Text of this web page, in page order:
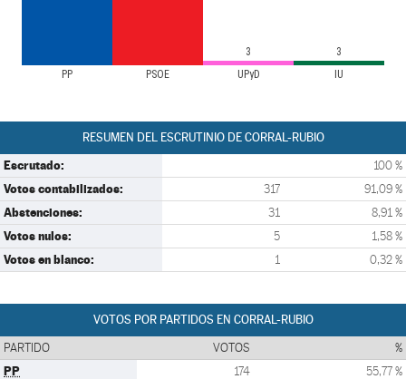
PP PSOE UPyD IU
3 3
RESUMEN DEL ESCRUTINIO DE CORRAL-RUBIO
Escrutado: 100 %
Votos contabilizados: 317 91,09 %
Abstenciones: 31 8,91 %
Votos nulos: 5 1,58 %
Votos en blanco: 1 0,32 %
VOTOS POR PARTIDOS EN CORRAL-RUBIO
PARTIDO VOTOS %
PP 174 55,77 %